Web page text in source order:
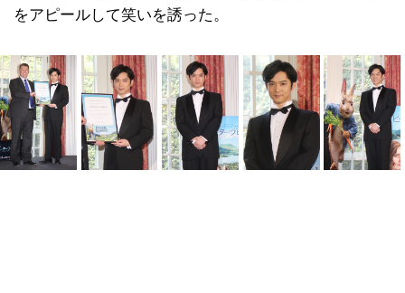
をアピールして笑いを誘った。